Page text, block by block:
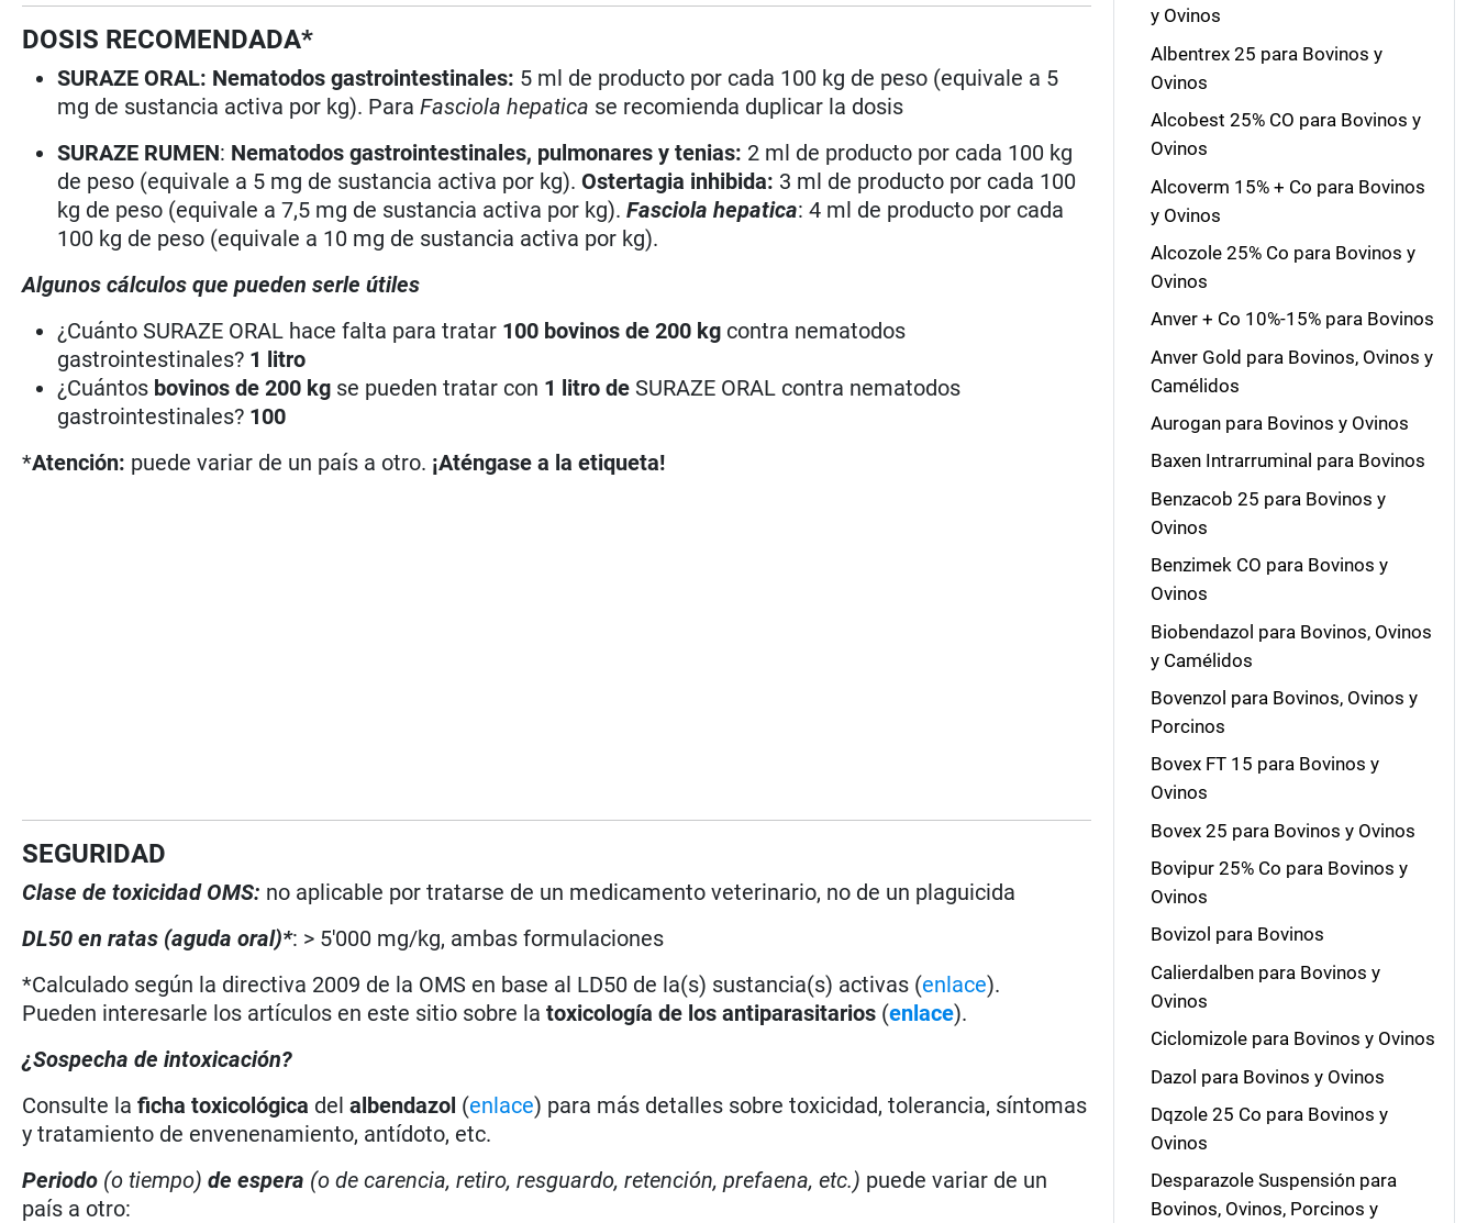
DOSIS RECOMENDADA*
SURAZE ORAL: Nematodos gastrointestinales: 5 ml de producto por cada 100 kg de peso (equivale a 5
mg de sustancia activa por kg). ParaFasciola hepatica se recomienda duplicar la dosis
SURAZE RUMEN: Nematodos gastrointestinales, pulmonares y tenias: 2 ml de producto por cada 100 kg
de peso (equivale a 5 mg de sustancia activa por kg).Ostertagia inhibida: 3 ml de producto por cada 100
kg de peso (equivale a 7,5 mg de sustancia activa por kg).Fasciola hepatica: 4 ml de producto por cada
100 kg de peso (equivale a 10 mg de sustancia activa por kg).
Algunos cálculos que pueden serle útiles
¿Cuánto SURAZE ORAL hace falta para tratar 100 bovinos de 200 kg contra nematodos
gastrointestinales? 1 litro
¿Cuántos bovinos de 200 kg se pueden tratar con 1 litro de SURAZE ORAL contra nematodos
gastrointestinales? 100
*Atención: puede variar de un país a otro. ¡Aténgase a la etiqueta!
SEGURIDAD
Clase de toxicidad OMS: no aplicable por tratarse de un medicamento veterinario, no de un plaguicida
DL50 en ratas (aguda oral)*: > 5'000 mg/kg, ambas formulaciones
*Calculado según la directiva 2009 de la OMS en base al LD50 de la(s) sustancia(s) activas (enlace).
Pueden interesarle los artículos en este sitio sobre la toxicología de los antiparasitarios (enlace).
¿Sospecha de intoxicación?
Consulte laficha toxicológica delalbendazol (enlace) para más detalles sobre toxicidad, tolerancia, síntomas
y tratamiento de envenenamiento, antídoto, etc.
Periodo (o tiempo) de espera (o de carencia, retiro, resguardo, retención, prefaena, etc.) puede variar de un
país a otro:
y Ovinos
Albentrex 25 para Bovinos y
Ovinos
Alcobest 25% CO para Bovinos y
Ovinos
Alcoverm 15% + Co para Bovinos
y Ovinos
Alcozole 25% Co para Bovinos y
Ovinos
Anver + Co 10%-15% para Bovinos
Anver Gold para Bovinos, Ovinos y
Camélidos
Aurogan para Bovinos y Ovinos
Baxen Intrarruminal para Bovinos
Benzacob 25 para Bovinos y
Ovinos
Benzimek CO para Bovinos y
Ovinos
Biobendazol para Bovinos, Ovinos
y Camélidos
Bovenzol para Bovinos, Ovinos y
Porcinos
Bovex FT 15 para Bovinos y
Ovinos
Bovex 25 para Bovinos y Ovinos
Bovipur 25% Co para Bovinos y
Ovinos
Bovizol para Bovinos
Calierdalben para Bovinos y
Ovinos
Ciclomizole para Bovinos y Ovinos
Dazol para Bovinos y Ovinos
Dqzole 25 Co para Bovinos y
Ovinos
Desparazole Suspensión para
Bovinos, Ovinos, Porcinos y